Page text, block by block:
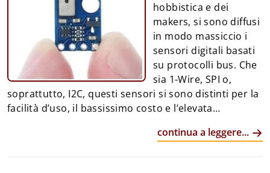
hobbistica e dei
makers, si sono diffusi
in modo massiccio i
sensori digitali basati
su protocolli bus. Che
sia 1-Wire, SPI o,
soprattutto, I2C, questi sensori si sono distinti per la
facilità d’uso, il bassissimo costo e l’elevata
elettronico. La misura delle più disparate grandezze
continua a leggere...